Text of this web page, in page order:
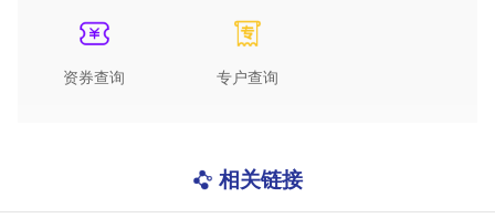
资券查询 专户查询
相关链接